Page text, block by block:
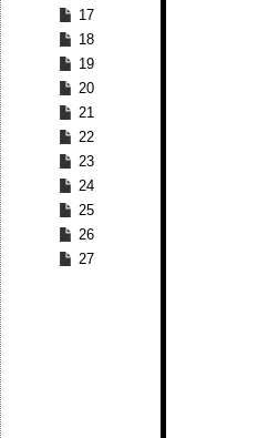
17
18
19
20
21
22
23
24
25
26
27